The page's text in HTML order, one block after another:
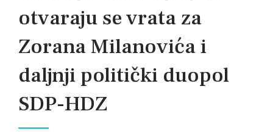
otvaraju se vrata za
Zorana Milanovića i
daljnji politički duopol
SDP-HDZ